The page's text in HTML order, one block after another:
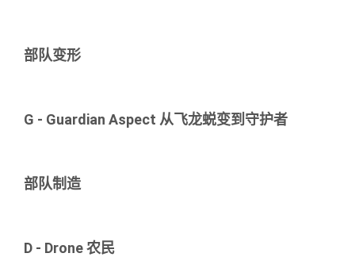
部队变形
G - Guardian Aspect 从飞龙蜕变到守护者
部队制造
D - Drone 农民